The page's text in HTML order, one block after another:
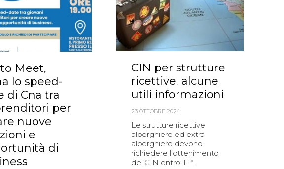
Meet,
lo speed-
di Cna tra
per
nuove
e
di
CIN per strutture
ricettive, alcune
utili informazioni
23 OTTOBRE 2024
Le strutture ricettive
alberghiere ed extra
alberghiere devono
richiedere l’ottenimento
del CIN entro il 1°...